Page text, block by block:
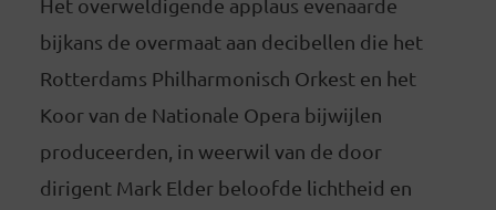
bijkans de overmaat aan decibellen die het
Rotterdams Philharmonisch Orkest en het
Koor van de Nationale Opera bijwijlen
produceerden, in weerwil van de door
dirigent Mark Elder beloofde lichtheid en